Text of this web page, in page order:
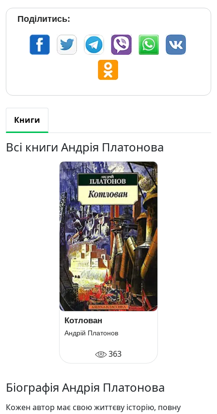
Поділитись:
Книги
Всі книги Андрія Платонова
Котлован
Андрій Платонов
363
Біографія Андрія Платонова
Кожен автор має свою життєву історію, повну